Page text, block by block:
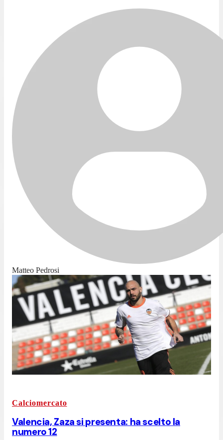
Matteo Pedrosi
Calciomercato
Valencia, Zaza si presenta: ha scelto la
numero 12